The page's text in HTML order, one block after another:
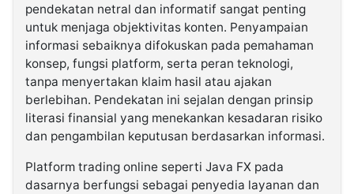
pendekatan netral dan informatif sangat penting
untuk menjaga objektivitas konten. Penyampaian
informasi sebaiknya difokuskan pada pemahaman
konsep, fungsi platform, serta peran teknologi,
tanpa menyertakan klaim hasil atau ajakan
berlebihan. Pendekatan ini sejalan dengan prinsip
literasi finansial yang menekankan kesadaran risiko
dan pengambilan keputusan berdasarkan informasi.
Platform trading online seperti Java FX pada
dasarnya berfungsi sebagai penyedia layanan dan